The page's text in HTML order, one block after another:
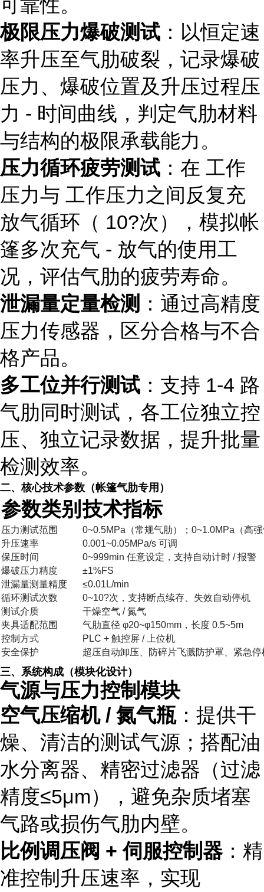
可靠性。
极限压力爆破测试 ：以恒定速
率升压至气肋破裂，记录爆破
压力、爆破位置及升压过程压
力 - 时间曲线，判定气肋材料
与结构的极限承载能力。
压力循环疲劳测试 ：在 工作
压力与 工作压力之间反复充
放气循环（ 10?次），模拟帐
篷多次充气 - 放气的使用工
况，评估气肋的疲劳寿命。
泄漏量定量检测 ：通过高精度
压力传感器，区分合格与不合
格产品。
多工位并行测试 ：支持 1-4 路
气肋同时测试，各工位独立控
压、独立记录数据，提升批量
检测效率。
二、核心技术参数（帐篷气肋专用）
参数类别 技术指标
压力测试范围
0~0.5MPa（常规气肋）；0~1.0MPa（高
升压速率
0.001~0.05MPa/s 可调
保压时间
0~999min 任意设定，支持自动计时 / 报警
爆破压力精度
±1%FS
泄漏量测量精度
≤0.01L/min
循环测试次数
0~10?次，支持断点续存、失效自动停机
测试介质
干燥空气 / 氮气
夹具适配范围
气肋直径 φ20~φ150mm，长度 0.5~5m
控制方式
PLC + 触控屏 / 上位机
安全保护
超压自动卸压、防碎片飞溅防护罩、紧急停
三、系统构成（模块化设计）
气源与压力控制模块
空气压缩机 / 氮气瓶：提供干
燥、清洁的测试气源；搭配油
水分离器、精密过滤器（过滤
精度≤5μm），避免杂质堵塞
气路或损伤气肋内壁。
比例调压阀 + 伺服控制器：精
准控制升压速率，实现